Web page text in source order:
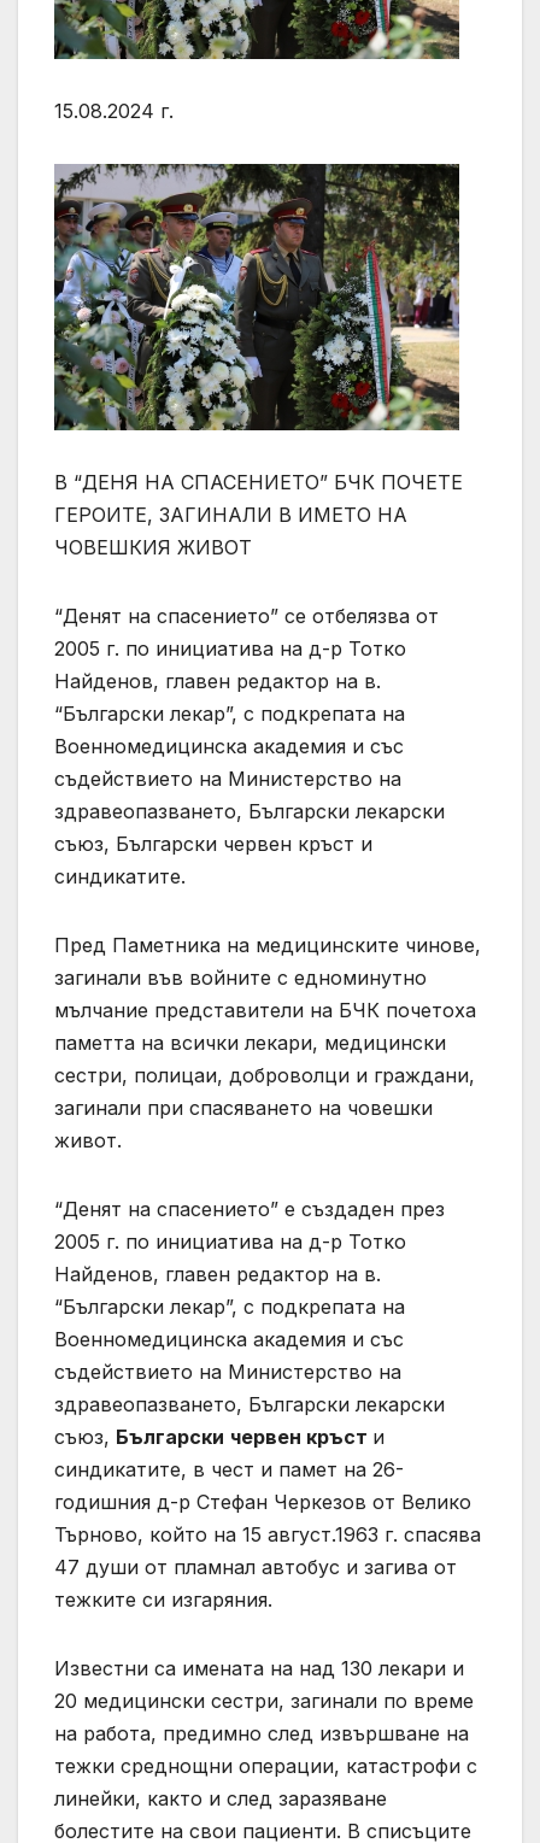
15.08.2024 г.
В “ДЕНЯ НА СПАСЕНИЕТО” БЧК ПОЧЕТЕ
ГЕРОИТЕ, ЗАГИНАЛИ В ИМЕТО НА
ЧОВЕШКИЯ ЖИВОТ
“Денят на спасението” се отбелязва от
2005 г. по инициатива на д-р Тотко
Найденов, главен редактор на в.
“Български лекар”, с подкрепата на
Военномедицинска академия и със
съдействието на Министерство на
здравеопазването, Български лекарски
съюз, Български червен кръст и
синдикатите.
Пред Паметника на медицинските чинове,
загинали във войните с едноминутно
мълчание представители на БЧК почетоха
паметта на всички лекари, медицински
сестри, полицаи, доброволци и граждани,
загинали при спасяването на човешки
живот.
“Денят на спасението” е създаден през
2005 г. по инициатива на д-р Тотко
Найденов, главен редактор на в.
“Български лекар”, с подкрепата на
Военномедицинска академия и със
съдействието на Министерство на
здравеопазването, Български лекарски
съюз, Български червен кръст и
синдикатите, в чест и памет на 26-
годишния д-р Стефан Черкезов от Велико
Търново, който на 15 август.1963 г. спасява
47 души от пламнал автобус и загива от
тежките си изгаряния.
Известни са имената на над 130 лекари и
20 медицински сестри, загинали по време
на работа, предимно след извършване на
тежки среднощни операции, катастрофи с
линейки, както и след заразяване
болестите на свои пациенти. В списъците